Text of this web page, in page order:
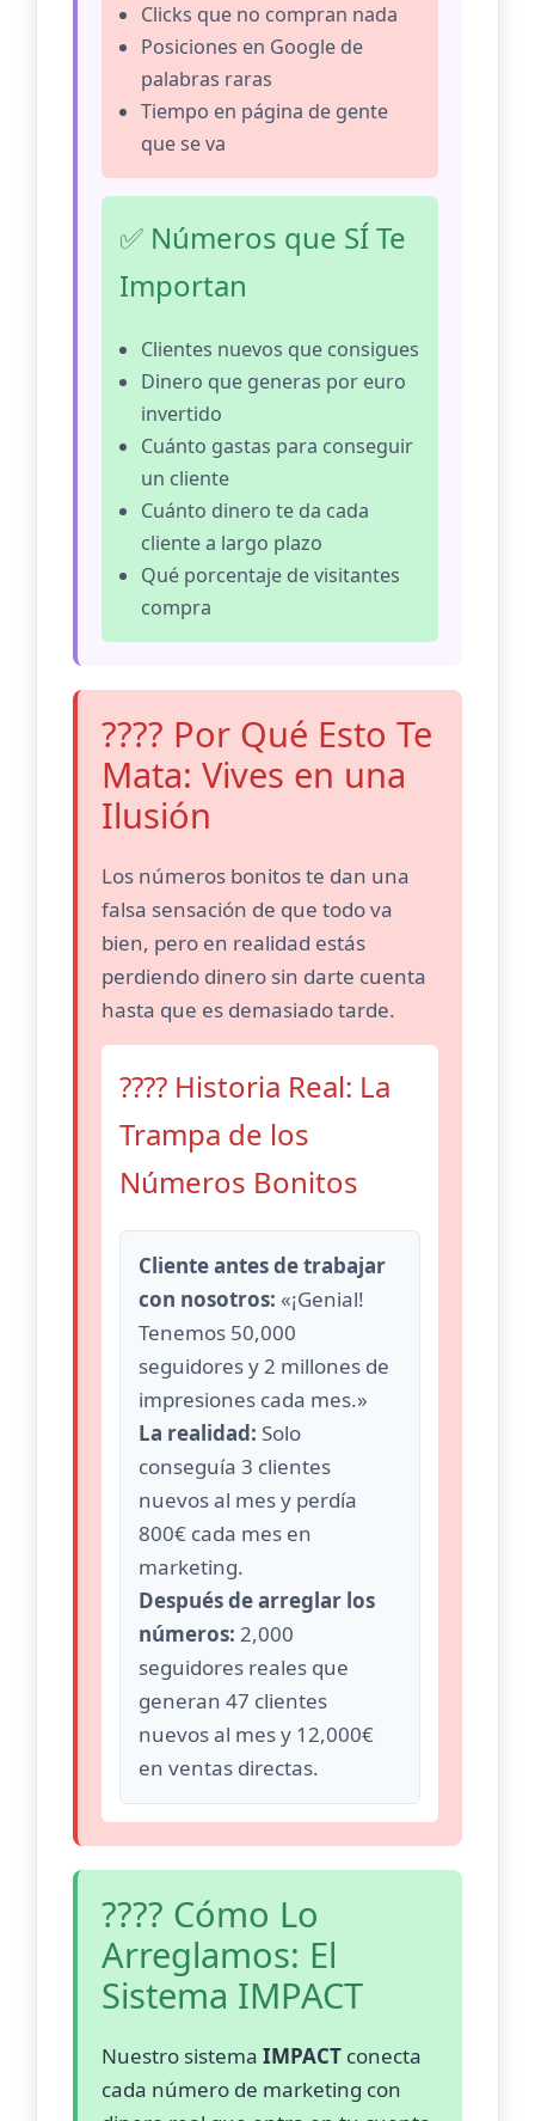
Clicks que no compran nada
Posiciones en Google de
palabras raras
Tiempo en página de gente
que se va
✅ Números que SÍ Te
Importan
Clientes nuevos que consigues
Dinero que generas por euro
invertido
Cuánto gastas para conseguir
un cliente
Cuánto dinero te da cada
cliente a largo plazo
Qué porcentaje de visitantes
compra
???? Por Qué Esto Te
Mata: Vives en una
Ilusión
Los números bonitos te dan una
falsa sensación de que todo va
bien, pero en realidad estás
perdiendo dinero sin darte cuenta
hasta que es demasiado tarde.
???? Historia Real: La
Trampa de los
Números Bonitos
Cliente antes de trabajar
con nosotros: «¡Genial!
Tenemos 50,000
seguidores y 2 millones de
impresiones cada mes.»
La realidad: Solo
conseguía 3 clientes
nuevos al mes y perdía
800€ cada mes en
marketing.
Después de arreglar los
números: 2,000
seguidores reales que
generan 47 clientes
nuevos al mes y 12,000€
en ventas directas.
???? Cómo Lo
Arreglamos: El
Sistema IMPACT
Nuestro sistema IMPACT conecta
cada número de marketing con